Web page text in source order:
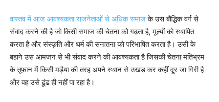
वास्तव में आज आवश्यकता राजनेताओं से अधिक समाजके उस बौद्धिक वर्ग से
संवाद करने की है जो किसी समाज की चेतना को गढ़ता है, मूल्यों को स्थापित
करता है और संस्कृति और धर्म की सनातना को परिभाषित करता है। उसी के
बहाने उस आमजन से भी संवाद करने की आवश्यकता है जिसकी चेतना मतिभ्रम
के तूफान में किसी मड़ैया की तरह अपने स्थान से उखड़ कर कहीं दूर जा गिरी है
और वह उसे ढूंढ ही नहीं पा रहा है।